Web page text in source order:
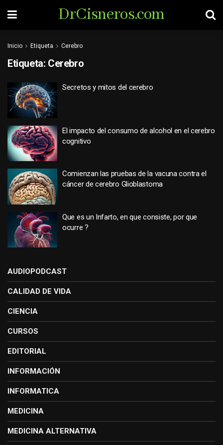
DrCisneros.com
Inicio Etiqueta Cerebro
Etiqueta: Cerebro
Secretos y mitos del cerebro
El impacto del consumo de alcohol en el cerebro
cognitivo
Comienzan las pruebas de la vacuna contra el
cáncer de cerebro Glioblastoma
Que es un Infarto, en que consiste, por que
ocurre ?
AUDIOPODCAST
CALIDAD DE VIDA
CIENCIA
CURSOS
EDITORIAL
INFORMACIÓN
INFORMATICA
MEDICINA
MEDICINA ALTERNATIVA